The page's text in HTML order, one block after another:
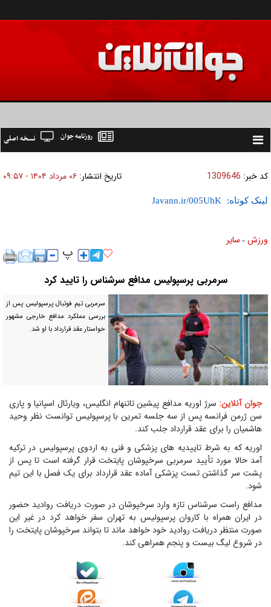
Toggle
نسخه اصلی روزنامه جوان
کد خبر: 1309646 تاریخ انتشار: ۰۶ مرداد ۱۴۰۴ - ۰۹:۵۷
لینک کوتاه:
ورزش » ساير
سرمربی پرسپولیس مدافع سرشناس را تایید کرد
سرمربی تیم فوتبال پرسپولیس پس از
بررسی عملکرد مدافع خارجی مشهور
خواستار عقد قرارداد با او شد.
جوان آنلاین: سرژ اوریه مدافع پیشین تاتنهام انگلیس، ویارئال اسپانیا و پاری
سن ژرمن فرانسه پس از سه جلسه تمرین با پرسپولیس توانست نظر وحید
هاشمیان را برای عقد قرارداد جلب کند.
اوریه که به شرط تاییدیه های پزشکی و فنی به اردوی پرسپولیس در ترکیه
آمد حالا مورد تأیید سرمربی سرخپوشان پایتخت قرار گرفته است تا پس از
پشت سر گذاشتن تست پزشکی آماده عقد قرارداد برای یک فصل با این تیم
شود.
مدافع راست سرشناس تازه وارد سرخپوشان در صورت دریافت روادید حضور
در ایران همراه با کاروان پرسپولیس به تهران سفر خواهد کرد در غیر این
صورت منتظر دریافت روادید خود خواهد ماند تا بتواند سرخپوشان پایتخت را
در شروع لیگ بیست و پنجم همراهی کند.